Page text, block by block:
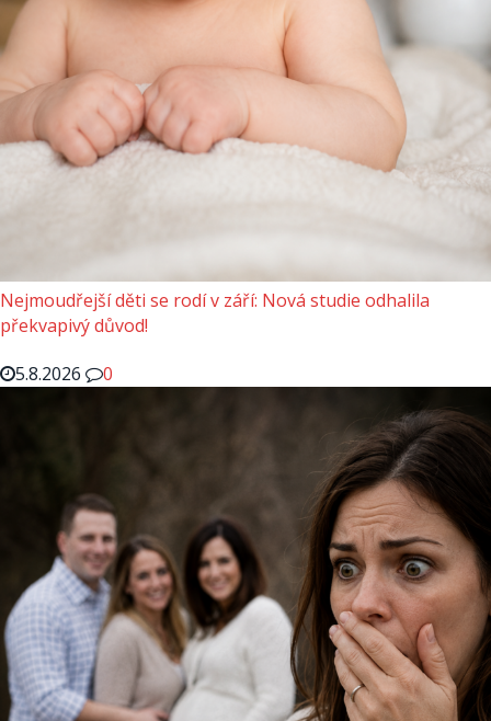
Nejmoudřejší děti se rodí v září: Nová studie odhalila
překvapivý důvod!
5.8.2026
0